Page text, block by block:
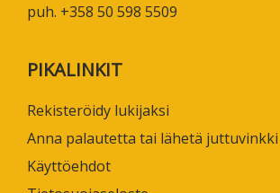
puh. +358 50 598 5509
PIKALINKIT
Rekisteröidy lukijaksi
Anna palautetta tai lähetä juttuvinkki
Käyttöehdot